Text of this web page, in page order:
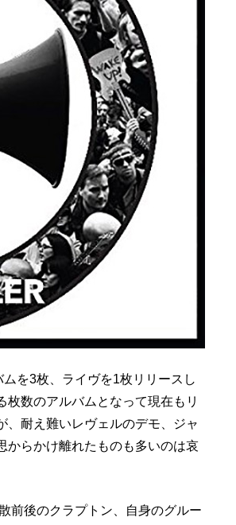
を3枚、ライヴを1枚リリースし
数のアルバムとなって現在もリ
、耐え難いレヴェルのデモ、ジャ
からかけ離れたものも多いのは哀
前後のクラプトン、自身のグルー